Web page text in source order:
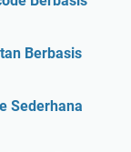
Berbasis
Sederhana